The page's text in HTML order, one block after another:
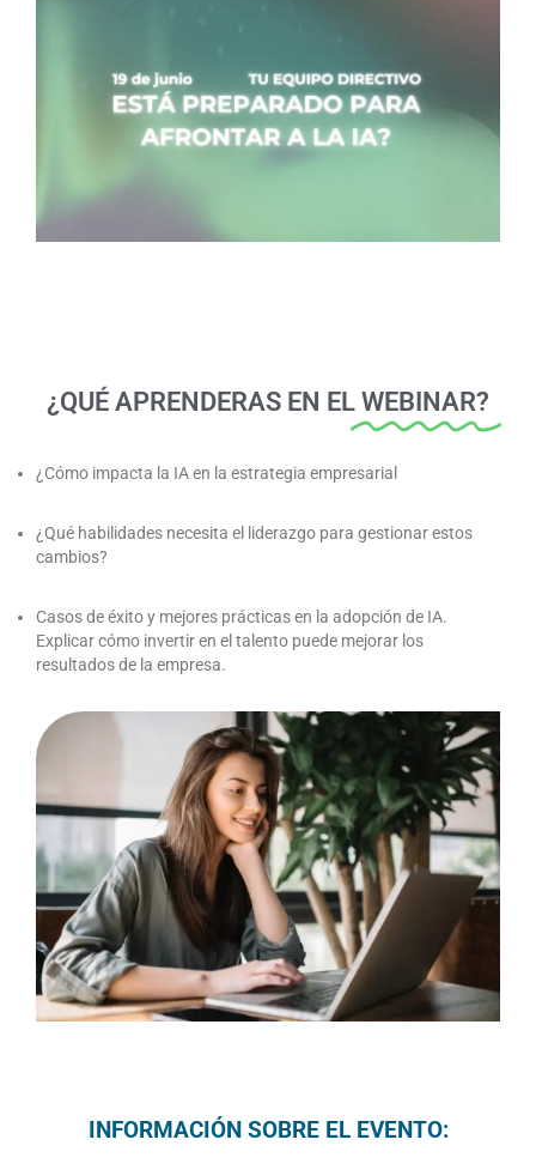
¿QUÉ APRENDERAS EN EL WEBINAR?
¿Cómo impacta la IA en la estrategia empresarial
¿Qué habilidades necesita el liderazgo para gestionar estos
cambios?
Casos de éxito y mejores prácticas en la adopción de IA.
Explicar cómo invertir en el talento puede mejorar los
resultados de la empresa.
INFORMACIÓN SOBRE EL EVENTO: